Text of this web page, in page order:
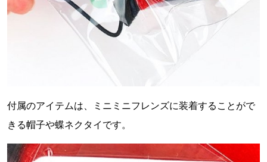
付属のアイテムは、ミニミニフレンズに装着することがで
きる帽子や蝶ネクタイです。